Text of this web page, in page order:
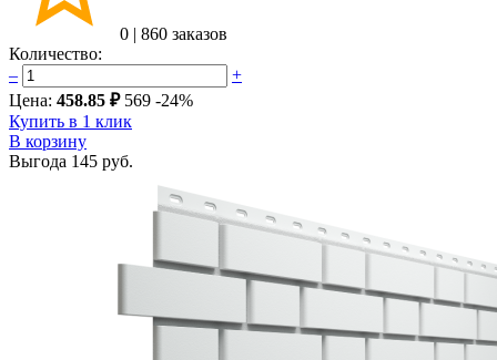
0 | 860 заказов
Количество:
–
+
Цена: 458.85 ₽ 569 -24%
Купить в 1 клик
В корзину
Выгода 145 руб.